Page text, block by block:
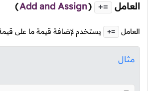
العامل +=
(
Add and Assign
)
العامل += يستخدم لإضافة قيمة ما على
مثال